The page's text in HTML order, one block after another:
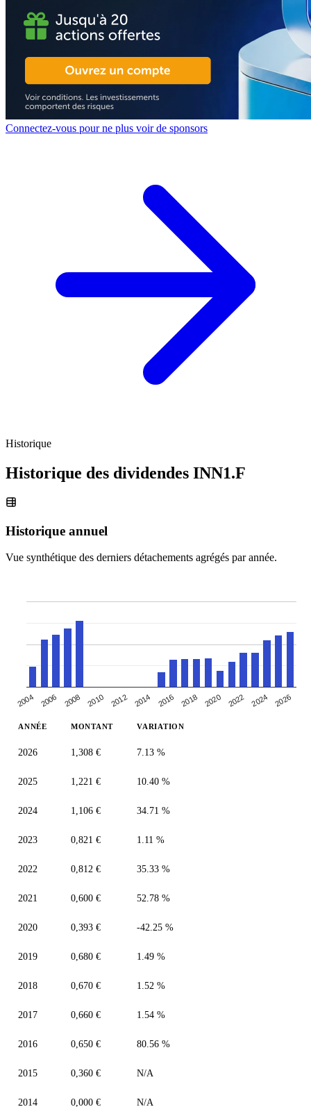
Connectez-vous pour ne plus voir de sponsors
Historique
Historique des dividendes INN1.F
Historique annuel
Vue synthétique des derniers détachements agrégés par année.
2004 2006 2008 2010 2012 2014 2016 2018 2020 2022 2024 2026
ANNÉE MONTANT VARIATION
2026 1,308 € 7.13 %
2025 1,221 € 10.40 %
2024 1,106 € 34.71 %
2023 0,821 € 1.11 %
2022 0,812 € 35.33 %
2021 0,600 € 52.78 %
2020 0,393 € -42.25 %
2019 0,680 € 1.49 %
2018 0,670 € 1.52 %
2017 0,660 € 1.54 %
2016 0,650 € 80.56 %
2015 0,360 € N/A
2014 0,000 € N/A